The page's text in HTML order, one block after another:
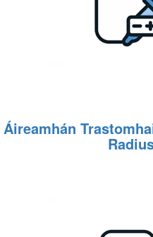
Áireamhán